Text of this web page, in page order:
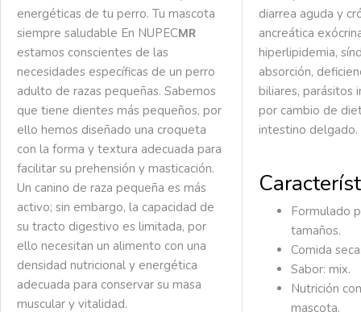
energéticas de tu perro. Tu mascota
siempre saludable En NUPECMR
estamos conscientes de las
necesidades específicas de un perro
adulto de razas pequeñas. Sabemos
que tiene dientes más pequeños, por
ello hemos diseñado una croqueta
con la forma y textura adecuada para
facilitar su prehensión y masticación.
Un canino de raza pequeña es más
activo; sin embargo, la capacidad de
su tracto digestivo es limitada, por
ello necesitan un alimento con una
densidad nutricional y energética
adecuada para conservar su masa
muscular y vitalidad.
diarrea aguda y
ancreática
hiperlipidemia,
absorción,
biliares, parásitos
por cambio de
intestino delgado.
Formulado
tamaños.
Comida
Sabor: mix.
Nutrición
mascota.